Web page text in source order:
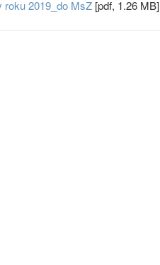
2019_do MsZ [pdf, 1.26 MB]